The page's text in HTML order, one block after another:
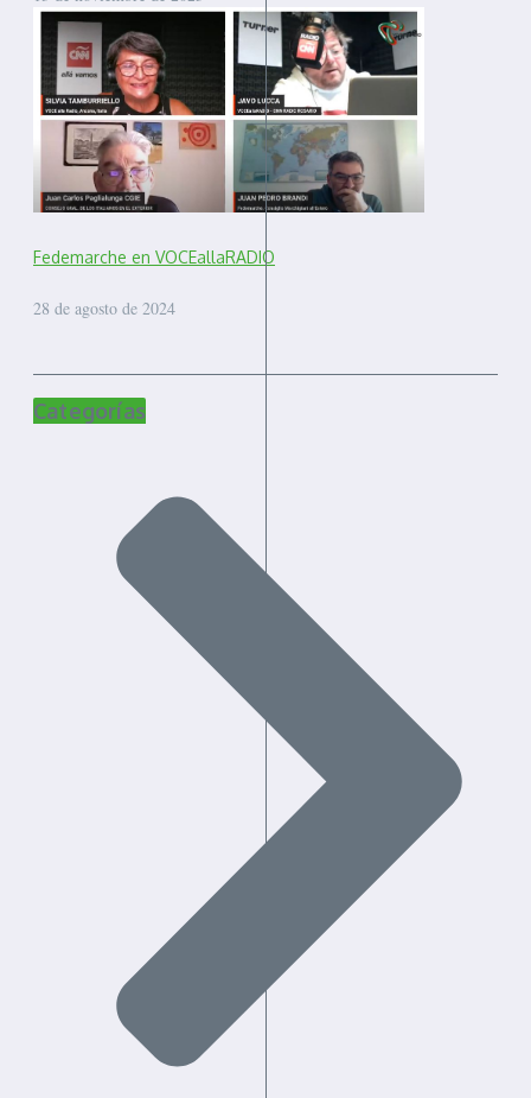
Fedemarche en VOCEallaRADIO
28 de agosto de 2024
Categorías